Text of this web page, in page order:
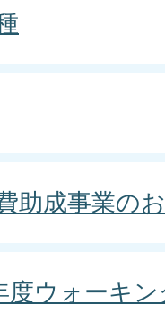
助成事業の
度ウォーキ